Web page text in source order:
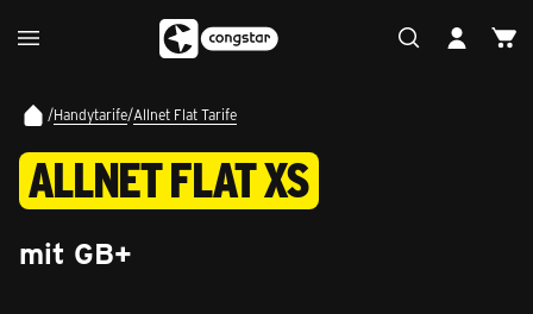
/Handytarife/Allnet Flat Tarife
ALLNET FLAT XS
mit GB+